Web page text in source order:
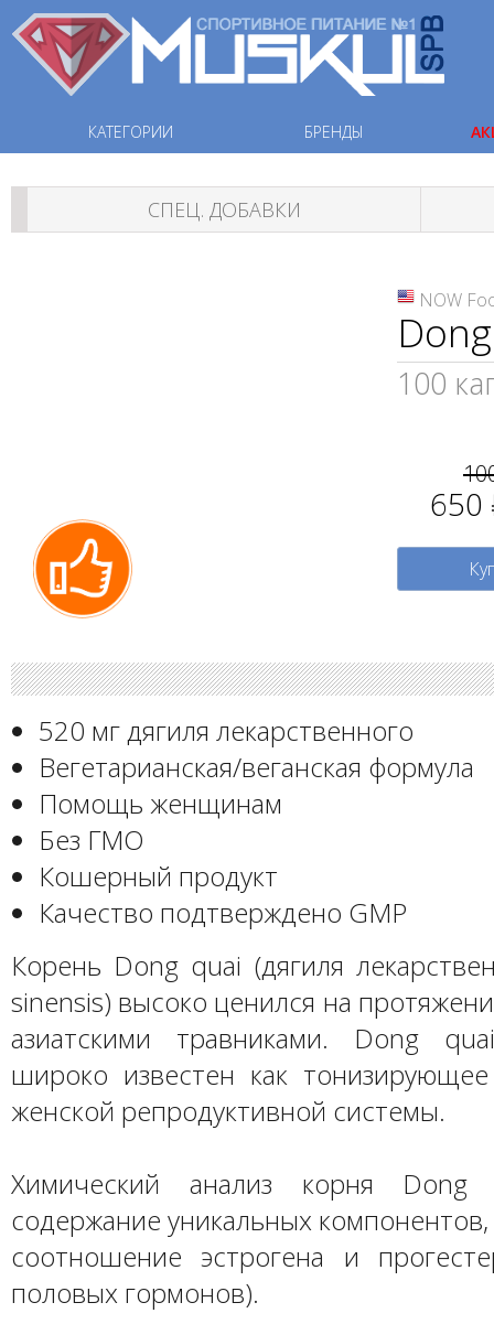
КАТЕГОРИИ БРЕНДЫ
СПЕЦ. ДОБАВКИ
NOW
100
650
520 мг дягиля лекарственного
Вегетарианская/веганская формула
Помощь женщинам
Без ГМО
Кошерный продукт
Качество подтверждено GMP
Корень Dong quai (дягиля
sinensis) высоко ценился на
азиатскими травниками. Dong
широко известен как
женской репродуктивной системы.
Химический анализ корня Dong
содержание уникальных
соотношение эстрогена и
половых гормонов).